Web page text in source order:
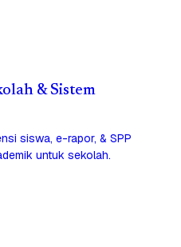
& Sistem
siswa, e-rapor, & SPP
untuk sekolah.